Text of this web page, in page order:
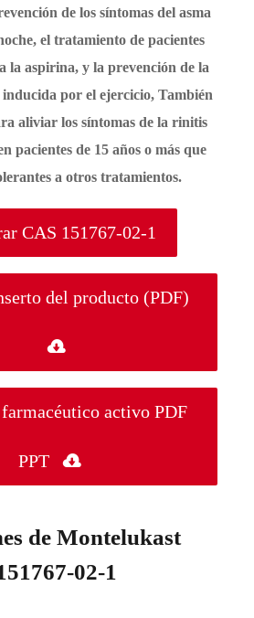
de los síntomas del asma
el tratamiento de pacientes
la aspirina, y la prevención de la
por el ejercicio, También
aliviar los síntomas de la rinitis
pacientes de 15 años o más que
a otros tratamientos.
CAS 151767-02-1
del producto (PDF)

activo PDF
PPT 
de Montelukast
02-1